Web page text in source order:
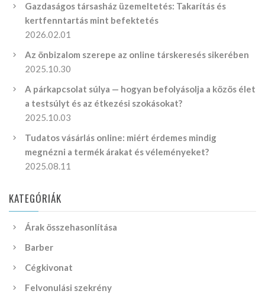
Gazdaságos társasház üzemeltetés: Takarítás és
kertfenntartás mint befektetés
2026.02.01
Az önbizalom szerepe az online társkeresés sikerében
2025.10.30
A párkapcsolat súlya — hogyan befolyásolja a közös élet
a testsúlyt és az étkezési szokásokat?
2025.10.03
Tudatos vásárlás online: miért érdemes mindig
megnézni a termék árakat és véleményeket?
2025.08.11
KATEGÓRIÁK
Árak összehasonlítása
Barber
Cégkivonat
Felvonulási szekrény